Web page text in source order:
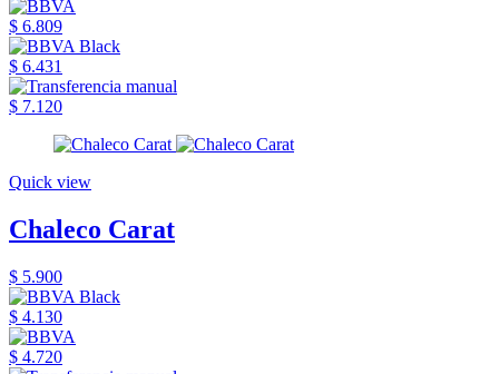
$ 6.809
$ 6.431
$ 7.120
Quick view
Chaleco Carat
$ 5.900
$ 4.130
$ 4.720